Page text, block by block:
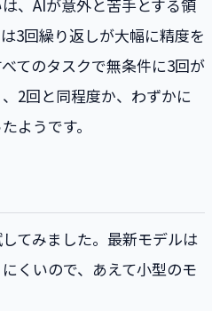
、AIが意外と苦手とする領
3回繰り返しが大幅に精度を
てのタスクで無条件に3回が
2回と同程度か、わずかに
ようです。
てみました。最新モデルは
くいので、あえて小型のモ